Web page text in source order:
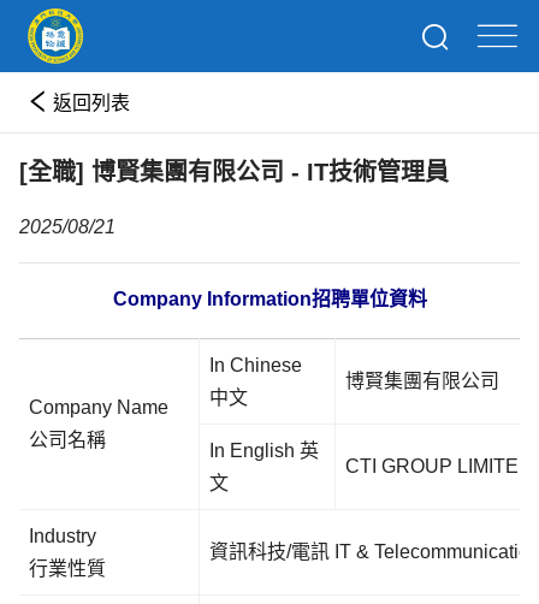
返回列表
[全職] 博賢集團有限公司 - IT技術管理員
2025/08/21
Company Information招聘單位資料
Company Name
公司名稱
In Chinese
中文
博賢集團有限公司
In English 英
文
CTI GROUP LIMITED
Industry
行業性質
資訊科技/電訊 IT &